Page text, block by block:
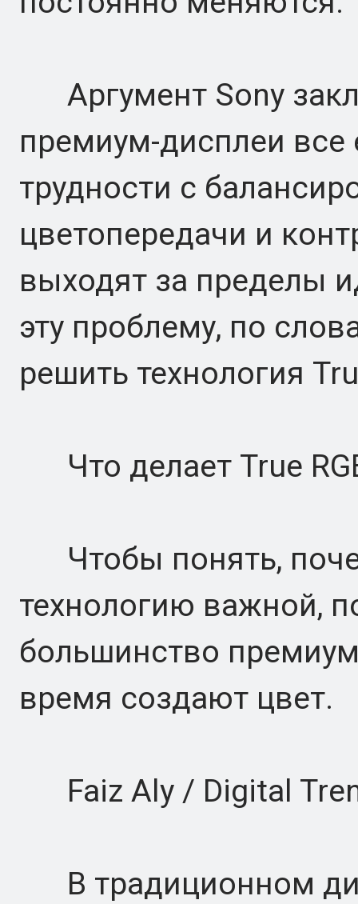
Аргумент Sony
премиум-дисплеи
трудности с
цветопередачи и
выходят за пределы
эту проблему, по
решить технология
Что делает True
Чтобы понять,
технологию важной,
большинство
время создают цвет.
Faiz Aly / Digital
В традиционном